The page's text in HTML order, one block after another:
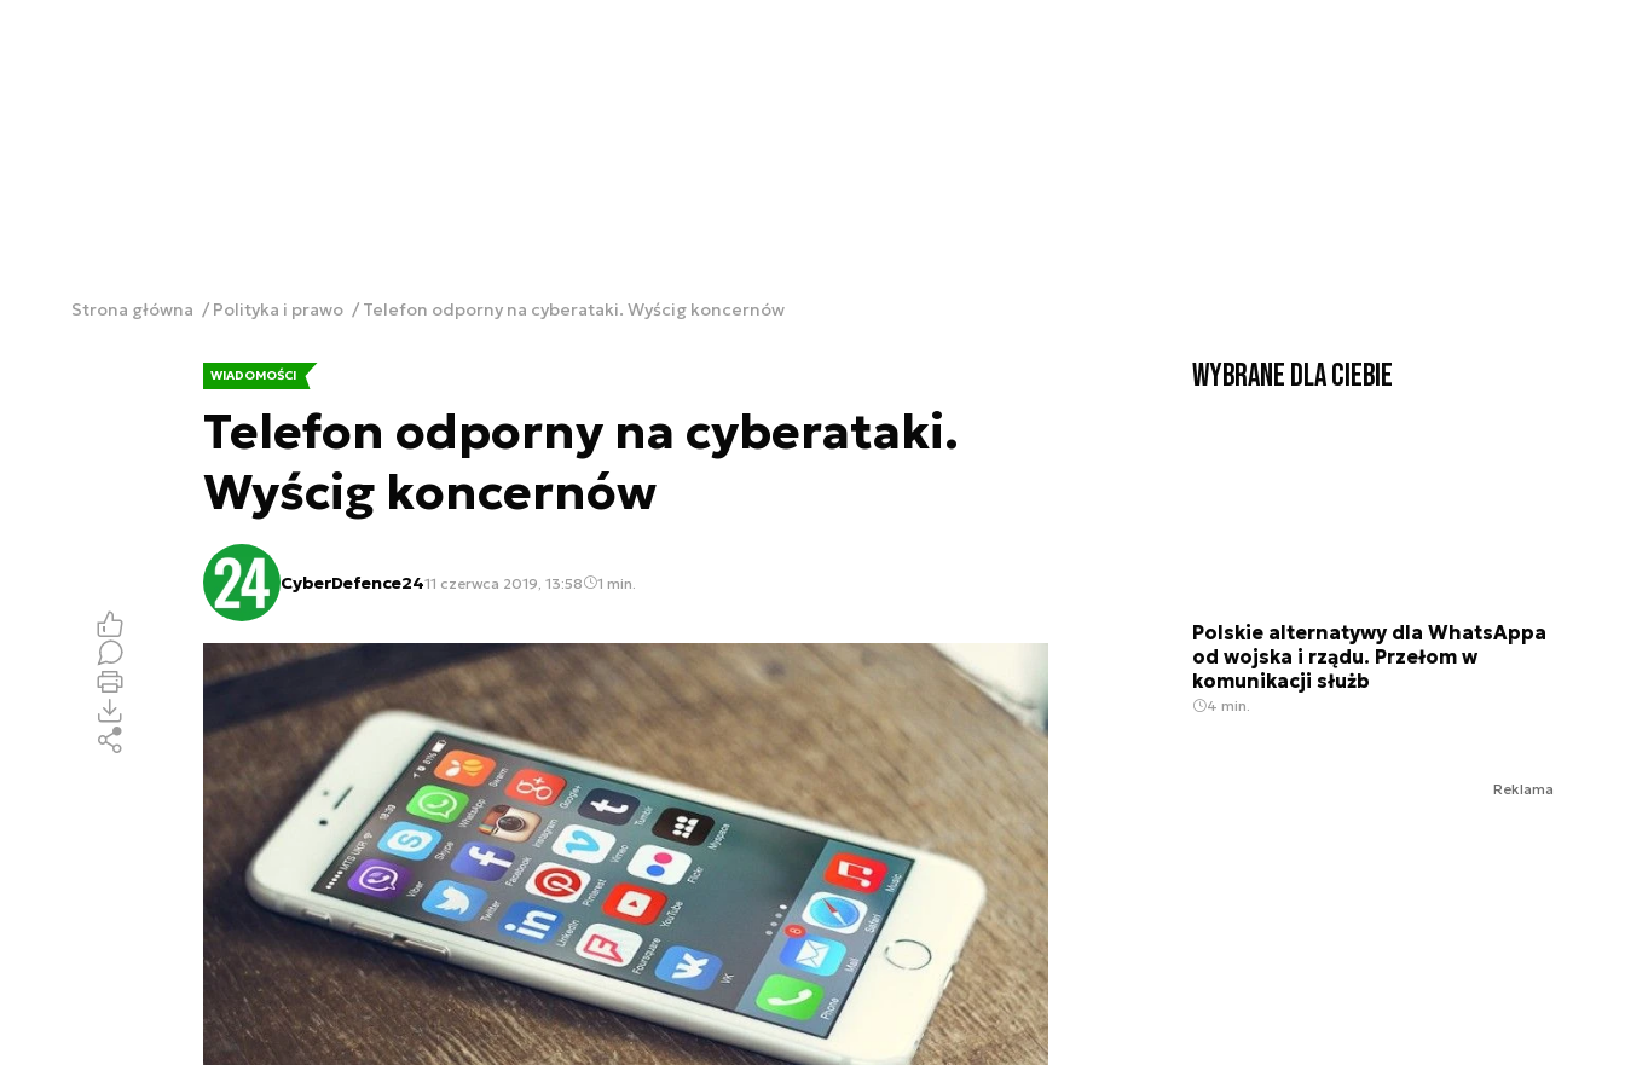
Strona główna Polityka i prawo Telefon odporny na cyberataki. Wyścig koncernów
WIADOMOŚCI
Telefon odporny na cyberataki.
Wyścig koncernów
CyberDefence2411 czerwca 2019, 13:58 1 min.
Wybrane dla Ciebie
Polskie alternatywy dla WhatsAppa
od wojska i rządu. Przełom w
komunikacji służb
4 min.
Reklama